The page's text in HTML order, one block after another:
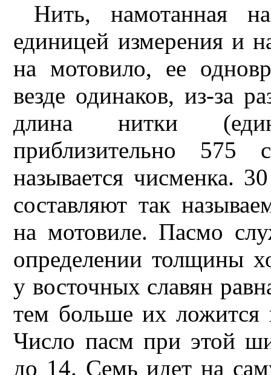
Нить, намотанная
единицей измерения и
на мотовило, ее
везде одинаков, из-за
длина нитки
приблизительно
называется чисменка.
составляют так
на мотовиле. Пасмо
определении толщины
у восточных славян
тем больше их
Число пасм при этой
до 14. Семь идет на